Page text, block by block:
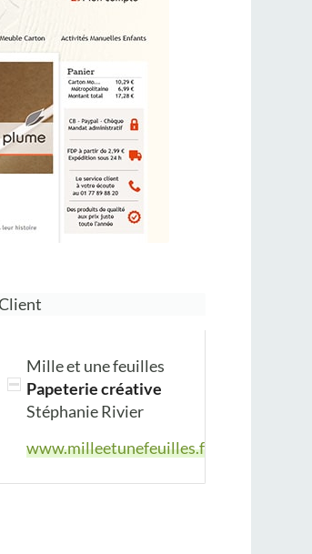
Mille et une feuilles
Papeterie créative
Stéphanie Rivier
www.milleetunefeuilles.fr